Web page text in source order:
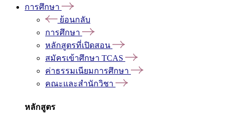
การศึกษา
ย้อนกลับ
การศึกษา
หลักสูตรที่เปิดสอน
สมัครเข้าศึกษา TCAS
ค่าธรรมเนียมการศึกษา
คณะและสำนักวิชา
หลักสูตร